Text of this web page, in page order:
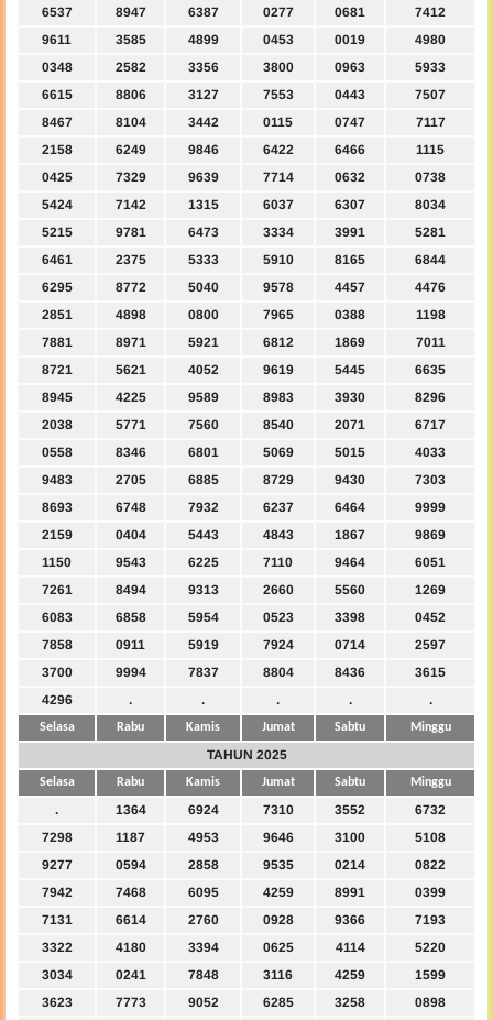
6537 8947 6387 0277 0681
7412
9611
3585 4899 0453 0019
4980
0348
2582 3356 3800 0963
5933
6615
8806 3127 7553 0443
7507
8467
8104 3442 0115 0747
7117
2158
6249 9846 6422 6466
1115
0425
7329 9639 7714 0632
0738
5424
7142 1315 6037 6307
8034
5215
9781 6473 3334 3991
5281
6461
2375 5333 5910 8165
6844
6295
8772 5040 9578 4457
4476
2851
4898 0800 7965 0388
1198
7881
8971 5921 6812 1869
7011
8721
5621 4052 9619 5445
6635
8945
4225 9589 8983 3930
8296
2038
5771 7560 8540 2071
6717
0558
8346 6801 5069 5015
4033
9483
2705 6885 8729 9430
7303
8693
6748 7932 6237 6464
9999
2159
0404 5443 4843 1867
9869
1150
9543 6225 7110 9464
6051
7261
8494 9313 2660 5560
1269
6083
6858 5954 0523 3398
0452
7858
0911 5919 7924 0714
2597
3700
9994 7837 8804 8436
3615
4296
. . . . .
Selasa Rabu Kamis Jumat Sabtu Minggu
TAHUN 2025
Selasa Rabu Kamis Jumat Sabtu Minggu
. 1364 6924 7310 3552
6732
7298
1187 4953 9646 3100
5108
9277
0594 2858 9535 0214
0822
7942
7468 6095 4259 8991
0399
7131
6614 2760 0928 9366
7193
3322
4180 3394 0625 4114
5220
3034
0241 7848 3116 4259
1599
3623
7773 9052 6285 3258
0898